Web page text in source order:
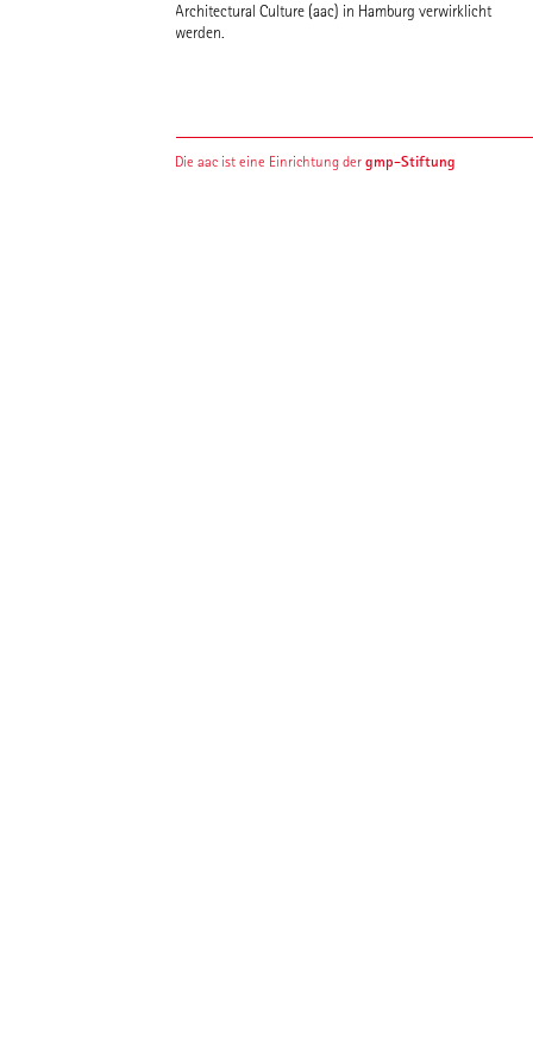
Architectural Culture (aac) in Hamburg verwirklicht
werden.
Die aac ist eine Einrichtung dergmp-Stiftung